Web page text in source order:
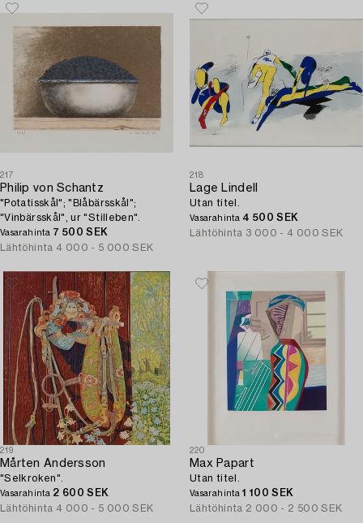
217
Philip von Schantz
"Potatisskål"; "Blåbärsskål";
"Vinbärsskål", ur "Stilleben".
Vasarahinta 7 500 SEK
Lähtöhinta 4 000 - 5 000 SEK
218
Lage Lindell
Utan titel.
Vasarahinta 4 500 SEK
Lähtöhinta 3 000 - 4 000 SEK
219
Mårten Andersson
"Selkroken".
Vasarahinta 2 600 SEK
Lähtöhinta 4 000 - 5 000 SEK
220
Max Papart
Utan titel.
Vasarahinta1 100 SEK
Lähtöhinta 2 000 - 2 500 SEK